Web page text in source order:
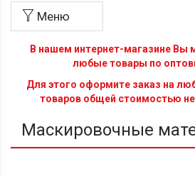
Меню
В нашем интернет-магазине Вы
любые товары по
Для этого оформите заказ на
товаров общей стоимостью не
Маскировочные